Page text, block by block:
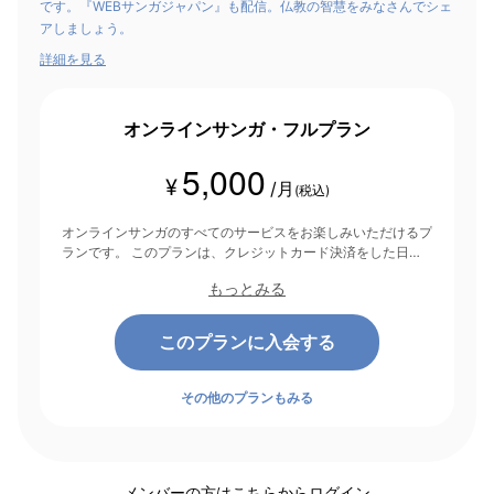
です。『WEBサンガジャパン』も配信。仏教の智慧をみなさんでシェ
アしましょう。
詳細を見る
オンラインサンガ・フルプラン
¥ 5,000 /月 (税込)
オンラインサンガのすべてのサービスをお楽しみいただけるプ
ランです。 このプランは、クレジットカード決済をした日を
もっとみる
このプランに入会する
その他のプランもみる